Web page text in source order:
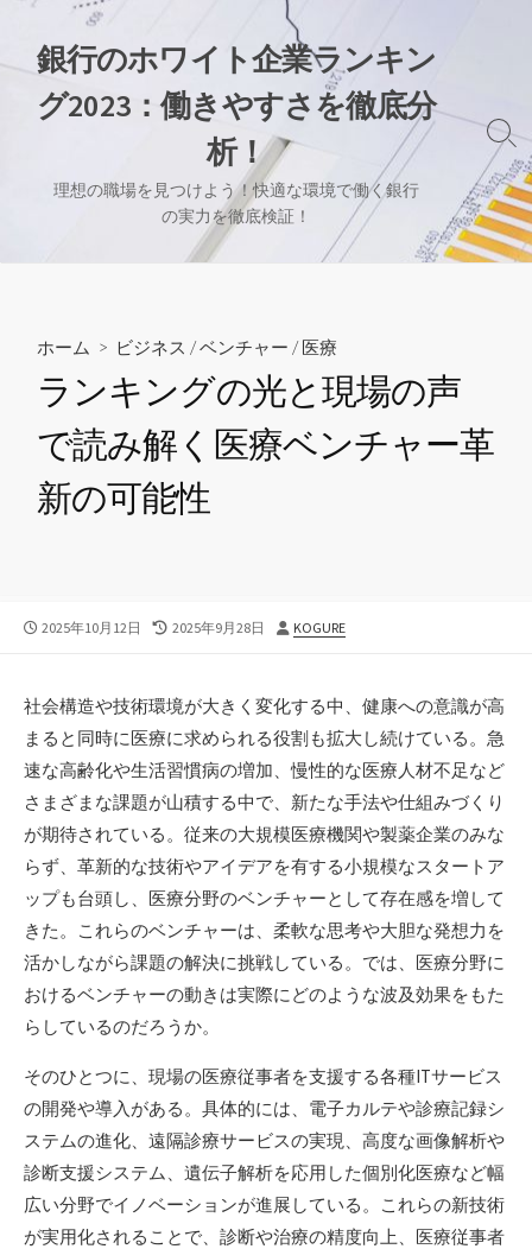
銀行のホワイト企業ランキン
グ2023：働きやすさを徹底分
析！
理想の職場を見つけよう！快適な環境で働く銀行
の実力を徹底検証！
検
索
切
り
替
え
ホーム > ビジネス /ベンチャー /医療
ランキングの光と現場の声
で読み解く医療ベンチャー革
新の可能性
公
2025年10月12日
最
新
日
2025年9月28日
投
KOGURE
社会構造や技術環境が大きく変化する中、健康への意識が高
まると同時に医療に求められる役割も拡大し続けている。 急
速な高齢化や生活習慣病の増加、慢性的な医療人材不足など
さまざまな課題が山積する中で、新たな手法や仕組みづくり
が期待されている。従来の大規模医療機関や製薬企業のみな
らず、革新的な技術やアイデアを有する小規模なスタートア
ップも台頭し、医療分野のベンチャーとして存在感を増して
きた。これらのベンチャーは、柔軟な思考や大胆な発想力を
活かしながら課題の解決に挑戦している。では、医療分野に
おけるベンチャーの動きは実際にどのような波及効果をもた
らしているのだろうか。
そのひとつに、現場の医療従事者を支援する各種ITサービス
の開発や導入がある。具体的には、電子カルテや診療記録シ
ステムの進化、遠隔診療サービスの実現、高度な画像解析や
診断支援システム、遺伝子解析を応用した個別化医療など幅
広い分野でイノベーションが進展している。これらの新技術
が実用化されることで、診断や治療の精度向上、医療従事者